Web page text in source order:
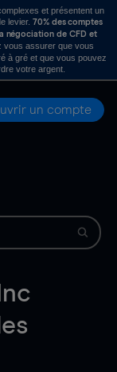
et présentent un
levier. 70% des comptes
négociation de CFD et
vous assurer que vous
à gré et que vous pouvez
votre argent.
un compte